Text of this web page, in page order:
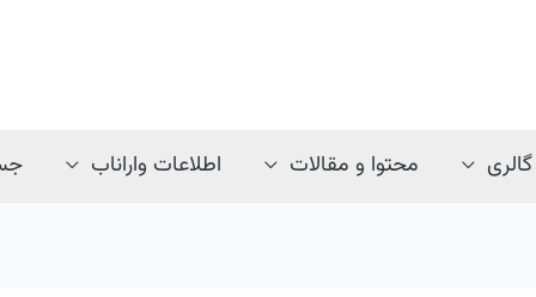
گالری محتوا و مقالات اطلاعات واراناب